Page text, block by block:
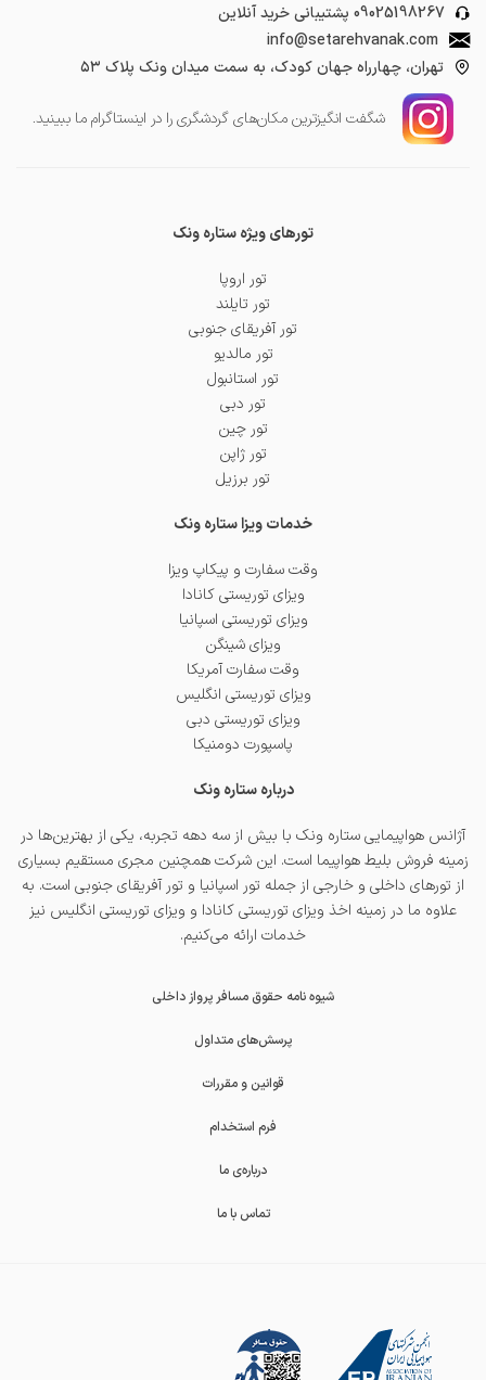
09025198267 پشتیبانی خرید آنلاین
info@setarehvanak.com
تهران، چهارراه جهان کودک، به سمت میدان ونک پلاک ۵۳
شگفت انگیز‌ترین مکان‌های گردشگری را در اینستاگرام ما ببینید.
تورهای ویژه ستاره ونک
تور اروپا
تور تایلند
تور آفریقای جنوبی
تور مالدیو
تور استانبول
تور دبی
تور چین
تور ژاپن
تور برزیل
خدمات ویزا ستاره ونک
وقت سفارت و پیکاپ ویزا
ویزای توریستی کانادا
ویزای توریستی اسپانیا
ویزای شینگن
وقت سفارت آمریکا
ویزای توریستی انگلیس
ویزای توریستی دبی
پاسپورت دومنیکا
درباره ستاره ونک
آژانس هواپیمایی ستاره ونک با بیش از سه دهه تجربه، یکی از بهترین‌ها در
زمینه فروش بلیط هواپیما است. این شرکت همچنین مجری مستقیم بسیاری
از تورهای داخلی و خارجی از جمله تور اسپانیا و تور آفریقای جنوبی است. به
علاوه ما در زمینه اخذ ویزای توریستی کانادا و ویزای توریستی انگلیس نیز
خدمات ارائه می‌کنیم.
شیوه نامه حقوق مسافر پرواز داخلی
پرسش‌های متداول
قوانین و مقررات
فرم استخدام
درباره‌ی ما
تماس با ما